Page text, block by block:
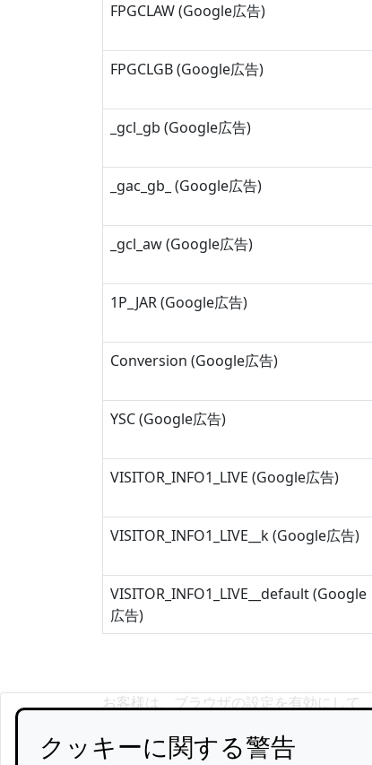
FPGCLAW (Google広告)
FPGCLGB (Google広告)
_gcl_gb (Google広告)
_gac_gb_ (Google広告)
_gcl_aw (Google広告)
1P_JAR (Google広告)
Conversion (Google広告)
YSC (Google広告)
VISITOR_INFO1_LIVE (Google広告)
VISITOR_INFO1_LIVE__k (Google広告)
VISITOR_INFO1_LIVE__default (Google
広告)
お客様は、ブラウザの設定を有効にして
ることがあります。 すべてのウェブサイ
クッキーに関する警告